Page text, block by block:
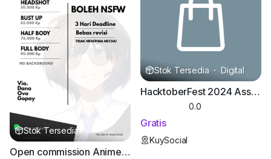
Stok Tersedia
Open commission Anime art
Stok Tersedia · Digital
HacktoberFest 2024 Assets
0.0
Gratis
KuySocial